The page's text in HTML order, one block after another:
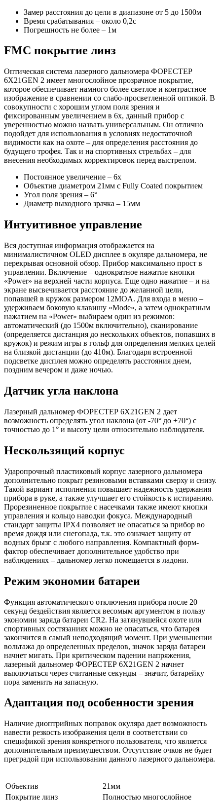
Замер расстояния до цели в диапазоне от 5 до 1500м
Время срабатывания – около 0,2с
Погрешность не более – 1м
FMC покрытие линз
Оптическая система лазерного дальномера ФОРЕСТЕР
6X21GEN 2 имеет многослойное прозрачное покрытие,
которое обеспечивает намного более светлое и контрастное
изображение в сравнении со слабо-просветленной оптикой. В
совокупности с хорошим углом поля зрения и
фиксированным увеличением в 6х, данный прибор с
уверенностью можно назвать универсальным. Он отлично
подойдет для использования в условиях недостаточной
видимости как на охоте – для определения расстояния до
будущего трофея. Так и на спортивных стрельбах – для
внесения необходимых корректировок перед выстрелом.
Постоянное увеличение – 6х
Объектив диаметром 21мм с Fully Coated покрытием
Угол поля зрения – 6°
Диаметр выходного зрачка – 15мм
Интуитивное управление
Вся доступная информация отображается на
минималистичном OLED дисплее в окуляре дальномера, не
перекрывая основной обзор. Прибор максимально прост в
управлении. Включение – однократное нажатие кнопки
«Power» на верхней части корпуса. Еще одно нажатие – и на
экране высвечивается расстояние до желанной цели,
попавшей в кружок размером 12MOA. Для входа в меню –
удерживаем боковую клавишу «Mode», а затем однократным
нажатием на «Power» выбираем один из режимов:
автоматический (до 1500м включительно), сканирование
(определяется дистанция до нескольких объектов, попавших в
кружок) и режим игры в гольф для определения мелких целей
на близкой дистанции (до 410м). Благодаря встроенной
подсветке дисплея можно определять расстояния днем,
поздним вечером и даже ночью.
Датчик угла наклона
Лазерный дальномер ФОРЕСТЕР 6X21GEN 2 дает
возможность определять угол наклона (от -70° до +70°) с
точностью до 1° и высоту цели относительно наблюдателя.
Нескользящий корпус
Ударопрочный пластиковый корпус лазерного дальномера
дополнительно покрыт резиновыми вставками сверху и снизу.
Такой вариант исполнения повышает надежность удержания
прибора в руке, а также улучшает его стойкость к истиранию.
Прорезиненное покрытие с насечками также имеют кнопки
управления и кольцо наводки фокуса. Международный
стандарт защиты IPX4 позволяет не опасаться за прибор во
время дождя или снегопада, т.к. это означает защиту от
водных брызг с любого направления. Компактный форм-
фактор обеспечивает дополнительное удобство при
наблюдениях – дальномер легко помещается в ладони.
Режим экономии батареи
Функция автоматического отключения прибора после 20
секунд бездействия является весомым аргументом в пользу
экономии заряда батареи CR2. На затянувшейся охоте или
спортивных состязаниях можно не опасаться, что батарея
закончится в самый неподходящий момент. При уменьшении
вольтажа до определенных пределов, значок заряда батареи
начнет мигать. При критическом падении напряжения,
лазерный дальномер ФОРЕСТЕР 6X21GEN 2 начнет
выключаться через считанные секунды – значит, батарейку
пора заменить на запасную.
Адаптация под особенности зрения
Наличие диоптрийных поправок окуляра дает возможность
навести резкость изображения цели в соответствии со
спецификой зрения конкретного пользователя, что является
дополнительным преимуществом. Отсутствие очков не будет
преградой при использовании данного лазерного дальномера.
Объектив
21мм
Покрытие линз
Полностью многослойное